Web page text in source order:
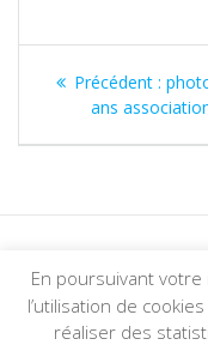
Précédent :
ans
© 2026 Foyer
En poursuivant votre
l’utilisation de
réaliser des